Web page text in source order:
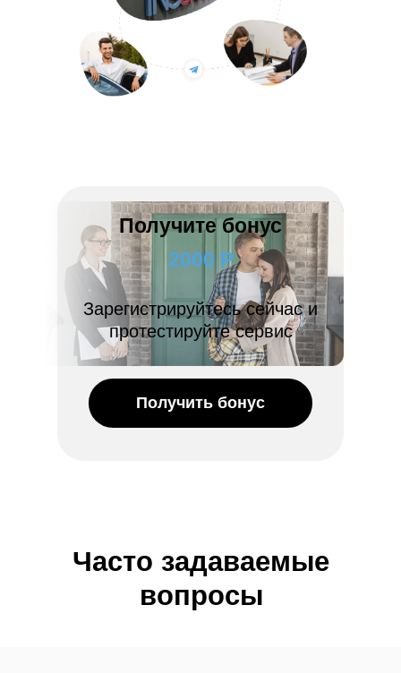
Получите бонус
2000 Р
Зарегистрируйтесь сейчас и
протестируйте сервис
Получить бонус
Часто задаваемые
вопросы